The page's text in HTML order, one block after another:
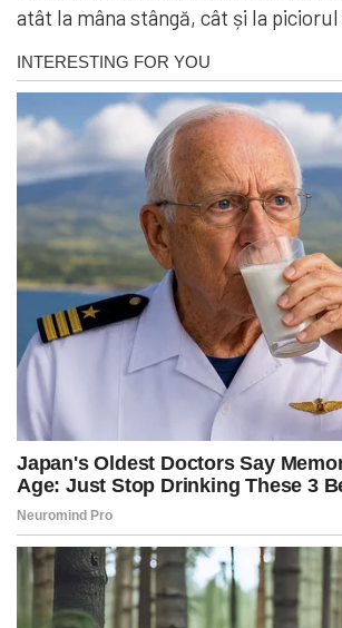
atât la mâna stângă, cât și la